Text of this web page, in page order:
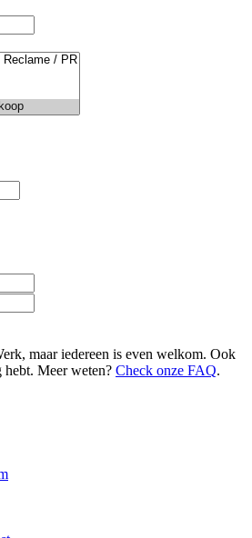
maar iedereen is even welkom. Ook
hebt. Meer weten? Check onze FAQ.